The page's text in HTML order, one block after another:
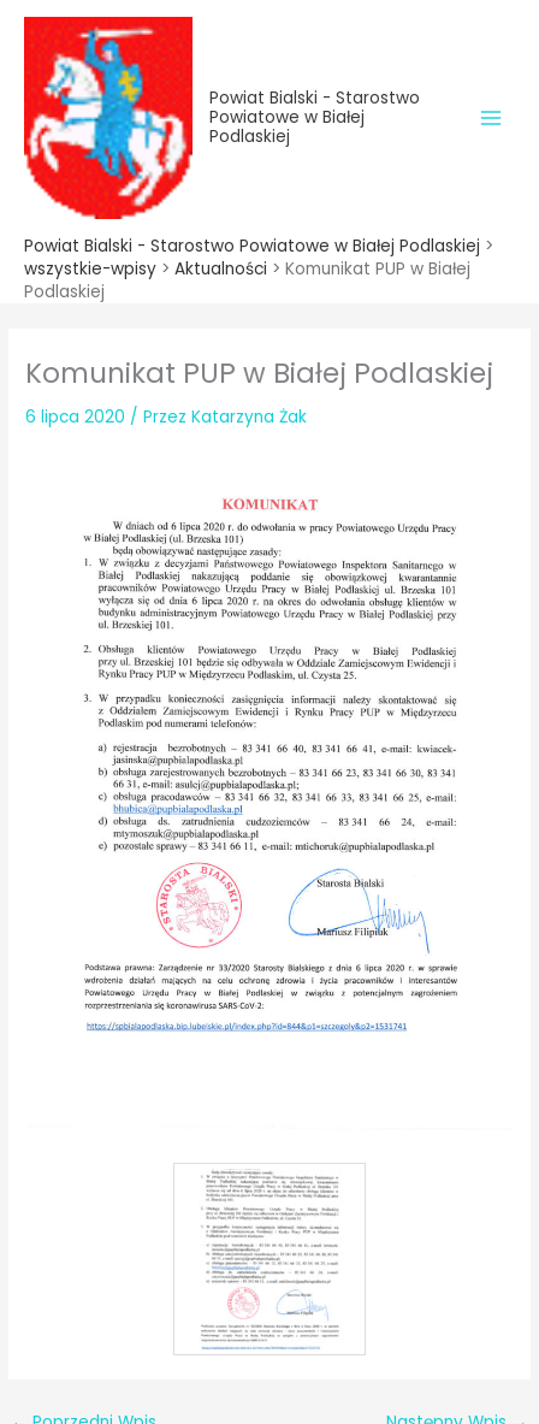
treści
Przejdź
treści
Powiat Bialski - Starostwo
Powiatowe w Białej
Podlaskiej
Powiat Bialski - Starostwo Powiatowe w Białej Podlaskiej >
wszystkie-wpisy > Aktualności > Komunikat PUP w Białej
Podlaskiej
Komunikat PUP w Białej Podlaskiej
6 lipca 2020 / PrzezKatarzyna Żak